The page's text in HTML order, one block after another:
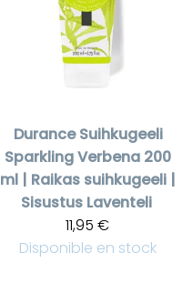
Durance Suihkugeeli
Sparkling Verbena 200
ml | Raikas suihkugeeli |
Sisustus Laventeli
11,95 €
Disponible en stock